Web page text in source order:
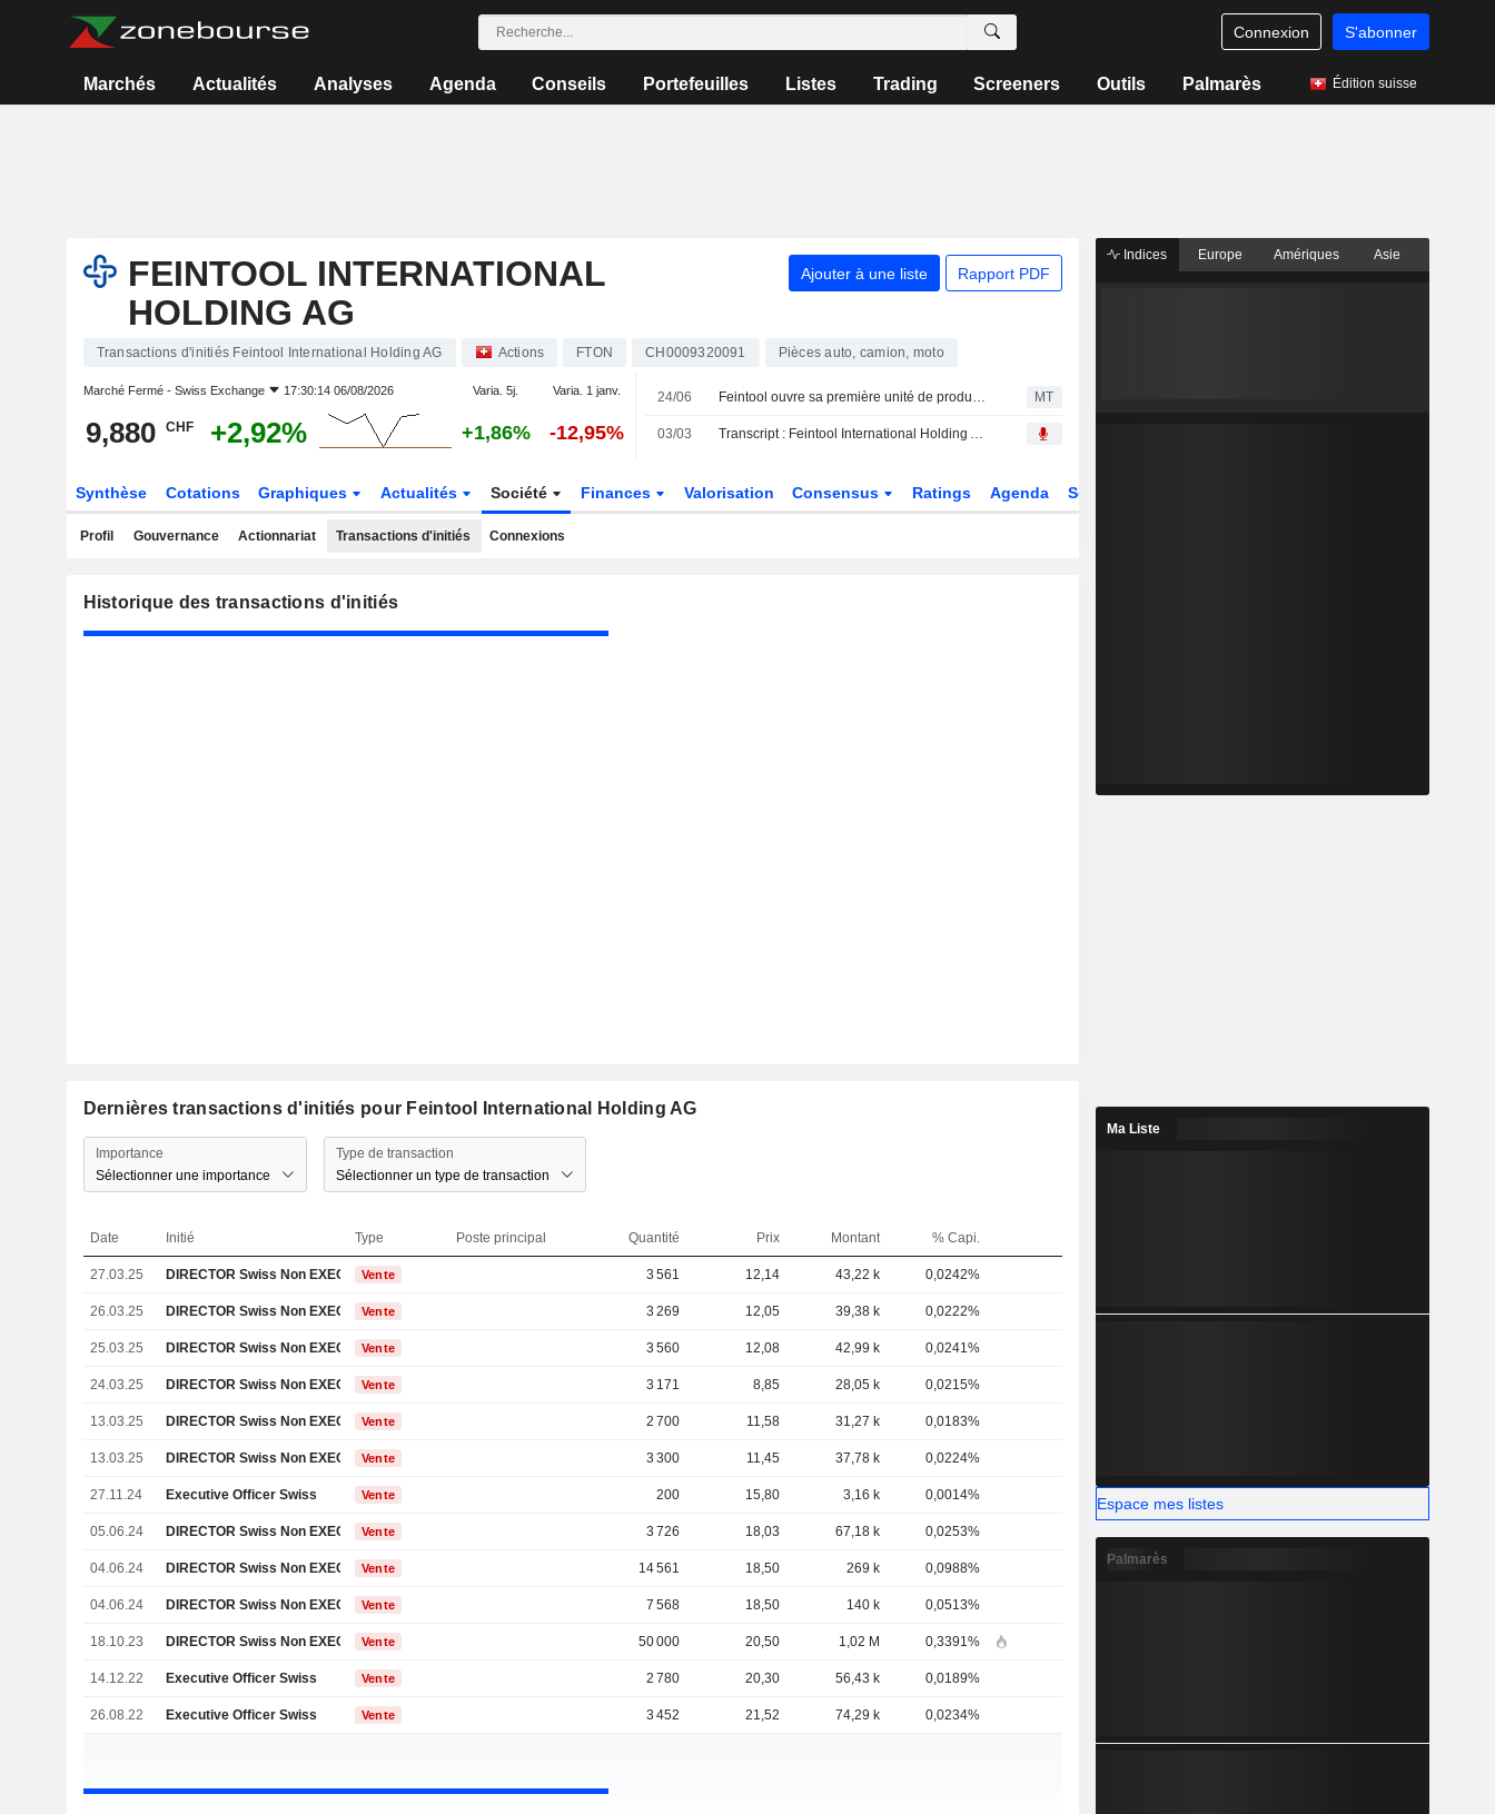
Connexion S'abonner
Marchés Actualités Analyses Agenda Conseils Portefeuilles Listes Trading Screeners Outils Palmarès Édition suisse
FEINTOOL INTERNATIONAL
HOLDING AG
Ajouter à une liste Rapport PDF
Transactions d'initiés Feintool International Holding AG Actions FTON CH0009320091 Pièces auto, camion, moto
Marché Fermé - Swiss Exchange 17:30:14 06/08/2026 Varia. 5j. Varia. 1 janv.
9,880 CHF +2,92% +1,86% -12,95%
24/06 Feintool ouvre sa première unité de production en Inde MT
03/03 Transcript : Feintool International Holding AG, 2025 Earnings Call, Feb 26, 2026
Synthèse Cotations Graphiques Actualités Société Finances Valorisation Consensus Ratings Agenda Secteur
Profil Gouvernance Actionnariat Transactions d'initiés Connexions
Historique des transactions d'initiés
Dernières transactions d'initiés pour Feintool International Holding AG
Importance
Sélectionner une importance
Type de transaction
Sélectionner un type de transaction
Date Initié Type Poste principal Quantité Prix Montant % Capi.
27.03.25 DIRECTOR Swiss Non EXECUTIVE
Vente 3 561 12,14 43,22 k 0,0242%
26.03.25 DIRECTOR Swiss Non EXECUTIVE
Vente 3 269 12,05 39,38 k 0,0222%
25.03.25 DIRECTOR Swiss Non EXECUTIVE
Vente 3 560 12,08 42,99 k 0,0241%
24.03.25 DIRECTOR Swiss Non EXECUTIVE
Vente 3 171 8,85 28,05 k 0,0215%
13.03.25 DIRECTOR Swiss Non EXECUTIVE
Vente 2 700 11,58 31,27 k 0,0183%
13.03.25 DIRECTOR Swiss Non EXECUTIVE
Vente 3 300 11,45 37,78 k 0,0224%
27.11.24 Executive Officer Swiss Vente 200 15,80 3,16 k 0,0014%
05.06.24 DIRECTOR Swiss Non EXECUTIVE
Vente 3 726 18,03 67,18 k 0,0253%
04.06.24 DIRECTOR Swiss Non EXECUTIVE
Vente 14 561 18,50 269 k 0,0988%
04.06.24 DIRECTOR Swiss Non EXECUTIVE
Vente 7 568 18,50 140 k 0,0513%
18.10.23 DIRECTOR Swiss Non EXECUTIVE
Vente 50 000 20,50 1,02 M 0,3391%
14.12.22 Executive Officer Swiss Vente 2 780 20,30 56,43 k 0,0189%
26.08.22 Executive Officer Swiss Vente 3 452 21,52 74,29 k 0,0234%
Indices Europe Amériques Asie
Ma Liste
Espace mes listes
Palmarès